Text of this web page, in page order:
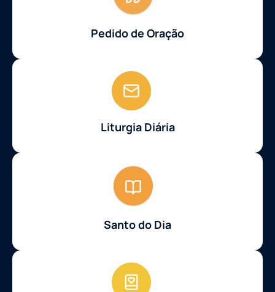
Pedido de Oração
Liturgia Diária
Santo do Dia